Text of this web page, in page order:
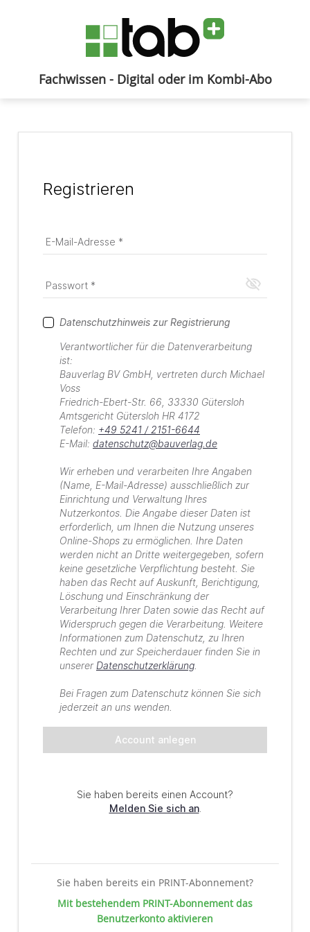
Fachwissen - Digital oder im Kombi-Abo
Sie haben bereits ein PRINT-Abonnement?
Mit bestehendem PRINT-Abonnement das
Benutzerkonto aktivieren